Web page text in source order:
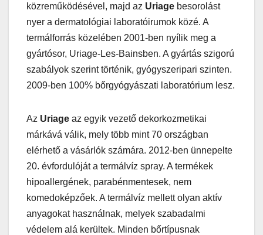
közreműködésével, majd az Uriage besorolást
nyer a dermatológiai laboratóirumok közé. A
termálforrás közelében 2001-ben nyílik meg a
gyártósor, Uriage-Les-Bainsben. A gyártás szigorú
szabályok szerint történik, gyógyszeripari szinten.
2009-ben 100% bőrgyógyászati laboratórium lesz.
Az Uriage az egyik vezető dekorkozmetikai
márkává válik, mely több mint 70 országban
elérhető a vásárlók számára. 2012-ben ünnepelte
20. évfordulóját a termálvíz spray. A termékek
hipoallergének, parabénmentesek, nem
komedoképzőek. A termálvíz mellett olyan aktív
anyagokat használnak, melyek szabadalmi
védelem alá kerültek. Minden bőrtípusnak